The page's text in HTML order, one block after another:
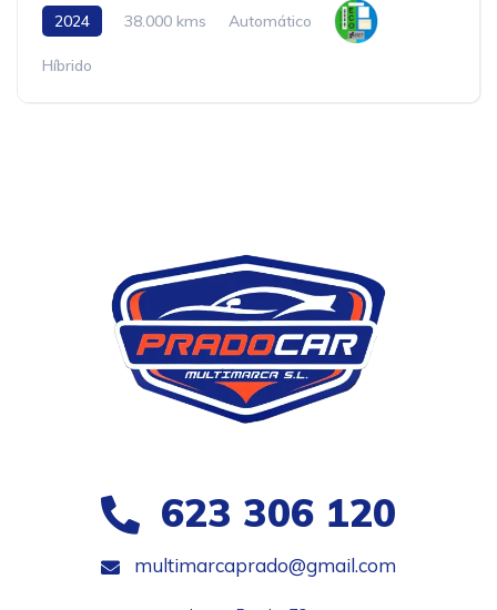
2024 38.000 kms Automático
Híbrido
623 306 120
multimarcaprado@gmail.com